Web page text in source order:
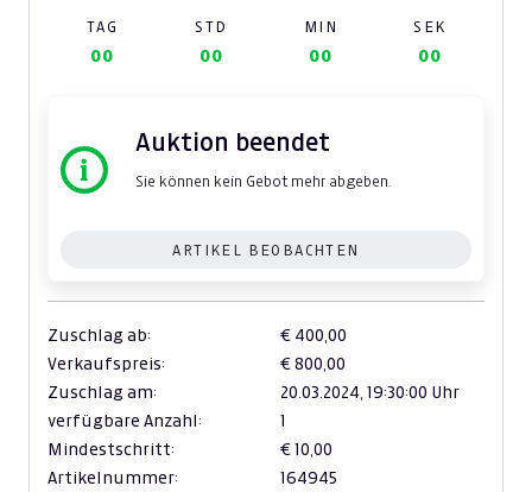
TAG STD MIN SEK
00 00 00 00
Auktion beendet
Sie können kein Gebot mehr abgeben.
ARTIKEL BEOBACHTEN
Zuschlag ab:
€ 400,00
Verkaufspreis:
€ 800,00
Zuschlag am:
20.03.2024, 19:30:00 Uhr
verfügbare Anzahl:
1
Mindestschritt:
€ 10,00
Artikelnummer:
164945